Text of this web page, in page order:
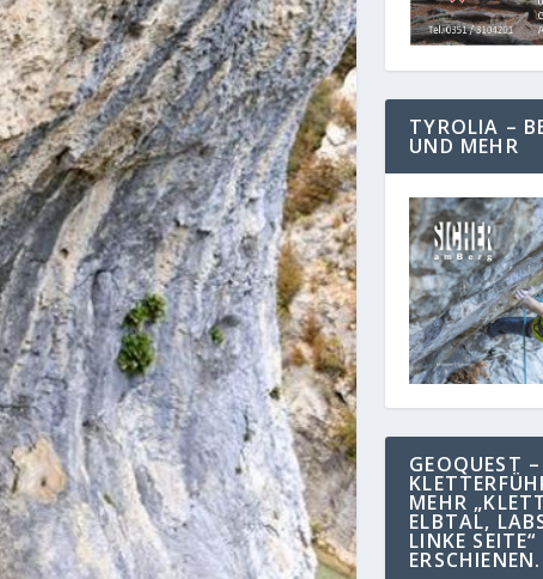
TYROLIA –
UND MEHR
GEOQUEST –
MEHR
ELBTAL,
LINKE SEITE“
ERSCHIENEN.